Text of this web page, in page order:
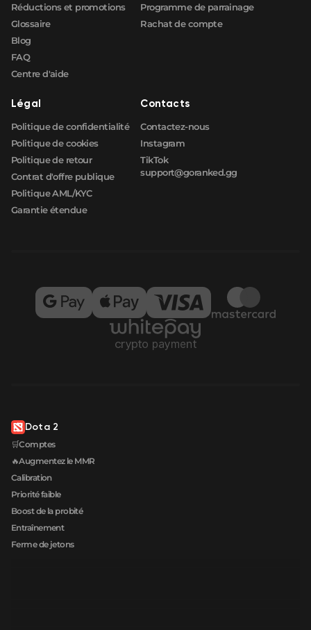
Réductions et promotions
Glossaire
Blog
FAQ
Centre d'aide
Programme de parrainage
Rachat de compte
Légal
Politique de confidentialité
Politique de cookies
Politique de retour
Contrat d'offre publique
Politique AML/KYC
Garantie étendue
Contacts
Contactez-nous
Instagram
TikTok
support@goranked.gg
Dota 2
🛒Comptes
🔥Augmentez le MMR
Calibration
Priorité faible
Boost de la probité
Entraînement
Ferme de jetons